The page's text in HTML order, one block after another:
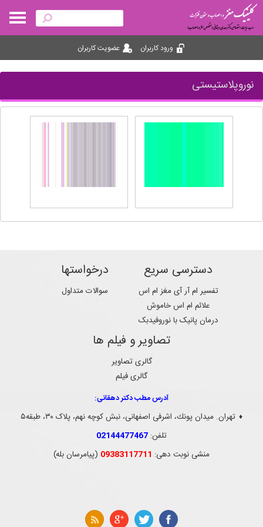
ورود کاربران عضویت کاربران
نوروپلاستیستی
دسترسی سریع
تفسیر ام آر آی مغز ام اس
علائم ام اس خاموش
درمان پانیک با نوروفیدبک
درخواستها
سوالات متداول
تصاویر و فیلم ها
گالری تصاویر
گالری فیلم
آدرس مطب دکتر دهقانی:
♦ تهران. ميدان پونك، اشرفی اصفهانی، نبش کوچه نهم، پلاک ۳۰، طبقه۵
تلفن: 02144477467
منشی نوبت دهی: 09383117711 (پیامرسان بله)